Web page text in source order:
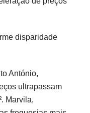
disparidade
António,
ultrapassam
Marvila,